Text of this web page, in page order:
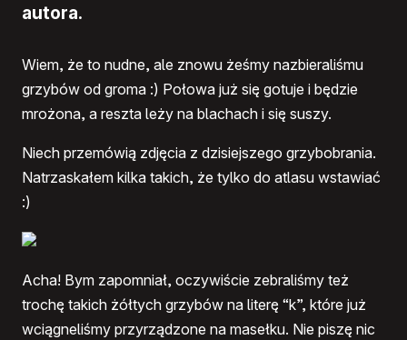
autora.
Wiem, że to nudne, ale znowu żeśmy nazbieraliśmu
grzybów od groma :) Połowa już się gotuje i będzie
mrożona, a reszta leży na blachach i się suszy.
Niech przemówią zdjęcia z dzisiejszego grzybobrania.
Natrzaskałem kilka takich, że tylko do atlasu wstawiać
:)
Acha! Bym zapomniał, oczywiście zebraliśmy też
trochę takich żółtych grzybów na literę “k”, które już
wciągneliśmy przyrządzone na masełku. Nie piszę nic